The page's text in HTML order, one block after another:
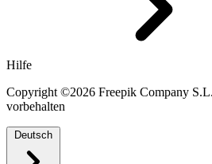
Hilfe
Copyright ©2026 Freepik Company
vorbehalten
Deutsch